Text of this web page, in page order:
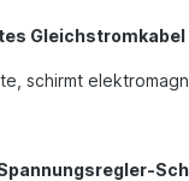
Gleichstromkabel
schirmt